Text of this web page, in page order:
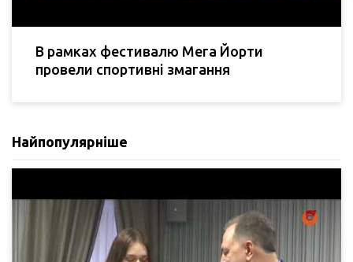
В рамках фестивалю Мега Йорти
провели спортивні змагання
Найпопулярніше